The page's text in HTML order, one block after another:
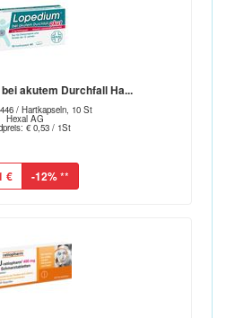
akutem Durchfall Ha...
/ Hartkapseln, 10 St
Hexal AG
€ 0,53 / 1St
€ -12%**